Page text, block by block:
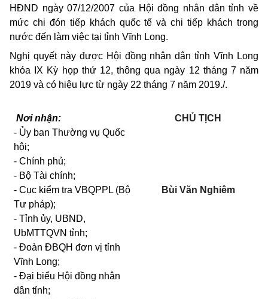
HĐND ngày 07/12/2007 của Hội đồng nhân dân tỉnh về
mức chi đón tiếp khách quốc tế và chi tiếp khách trong
nước đến làm việc tại tỉnh Vĩnh Long.
Nghị quyết này được Hội đồng nhân dân tỉnh Vĩnh Long
khóa IX Kỳ họp thứ 12, thông qua ngày 12 tháng 7 năm
2019 và có hiệu lực từ ngày 22 tháng 7 năm 2019./.
Nơi nhận:
- Ủy ban Thường vụ Quốc
hội;
- Chính phủ;
- Bộ Tài chính;
- Cục kiểm tra VBQPPL (Bộ
Tư pháp);
- Tỉnh ủy, UBND,
UbMTTQVN tỉnh;
- Đoàn ĐBQH đơn vị tỉnh
Vĩnh Long;
- Đại biểu Hội đồng nhân
dân tỉnh;
CHỦ TỊCH
Bùi Văn Nghiêm